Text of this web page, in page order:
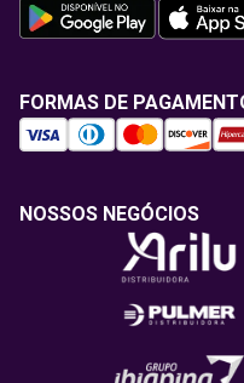
FORMAS DE
NOSSOS NEGÓCIOS